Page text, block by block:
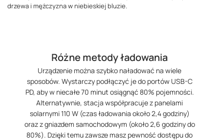
Różne metody ładowania
Urządzenie można szybko naładować na wiele
sposobów. Wystarczy podłączyć je do portów USB-C
PD, aby w niecałe 70 minut osiągnąć 80% pojemności.
Alternatywnie, stacja współpracuje z panelami
solarnymi 110 W (czas ładowania około 2,4 godziny)
oraz z gniazdem samochodowym (około 2,6 godziny do
80%). Dzięki temu zawsze masz pewność dostępu do